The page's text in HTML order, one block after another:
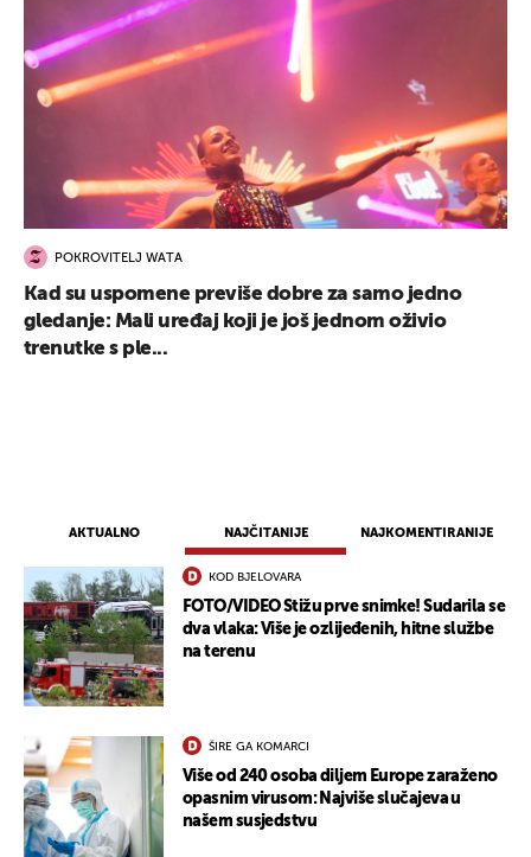
AKTUALNO NAJČITANIJE NAJKOMENTIRANIJE
KOD BJELOVARA
FOTO/VIDEO Stižu prve snimke! Sudarila se
dva vlaka: Više je ozlijeđenih, hitne službe
na terenu
ŠIRE GA KOMARCI
Više od 240 osoba diljem Europe zaraženo
opasnim virusom: Najviše slučajeva u
našem susjedstvu
POKROVITELJ WATA
Kad su uspomene previše dobre za samo jedno
gledanje: Mali uređaj koji je još jednom oživio
trenutke s ple...